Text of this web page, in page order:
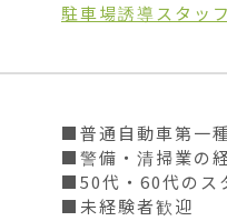
駐車場誘導スタッフ
■普通自動車第一
■警備・清掃業の
■50代・60代のス
■未経験者歓迎